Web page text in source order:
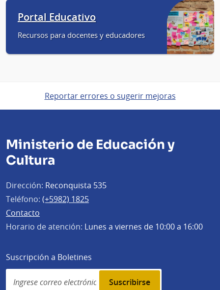
Portal Educativo
Recursos para docentes y educadores
Reportar errores o sugerir mejoras
Ministerio de Educación y
Cultura
Dirección: Reconquista 535
Teléfono: (+5982) 1825
Contacto
Horario de atención: Lunes a viernes de 10:00 a 16:00
Suscripción a Boletines
Simplenews
subscription